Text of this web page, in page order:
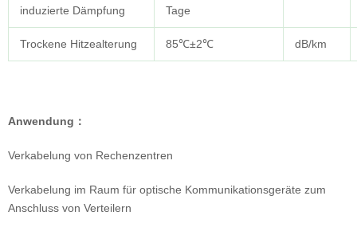
induzierte Dämpfung
Tage
Trockene Hitzealterung 85℃±2℃ dB/km
Anwendung ：
Verkabelung von Rechenzentren
Verkabelung im Raum für optische Kommunikationsgeräte zum
Anschluss von Verteilern